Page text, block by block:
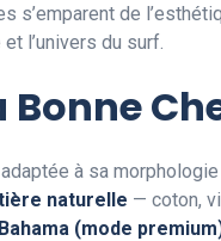
s’emparent de
l’univers du surf.
à sa
naturelle — coton,
(mode